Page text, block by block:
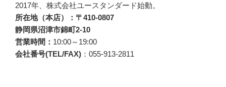
2017年、株式会社ユースタンダード始動。
所在地（本店）：〒410-0807
静岡県沼津市錦町2-10
営業時間： 10:00～19:00
会社番号(TEL/FAX) ：055-913-2811